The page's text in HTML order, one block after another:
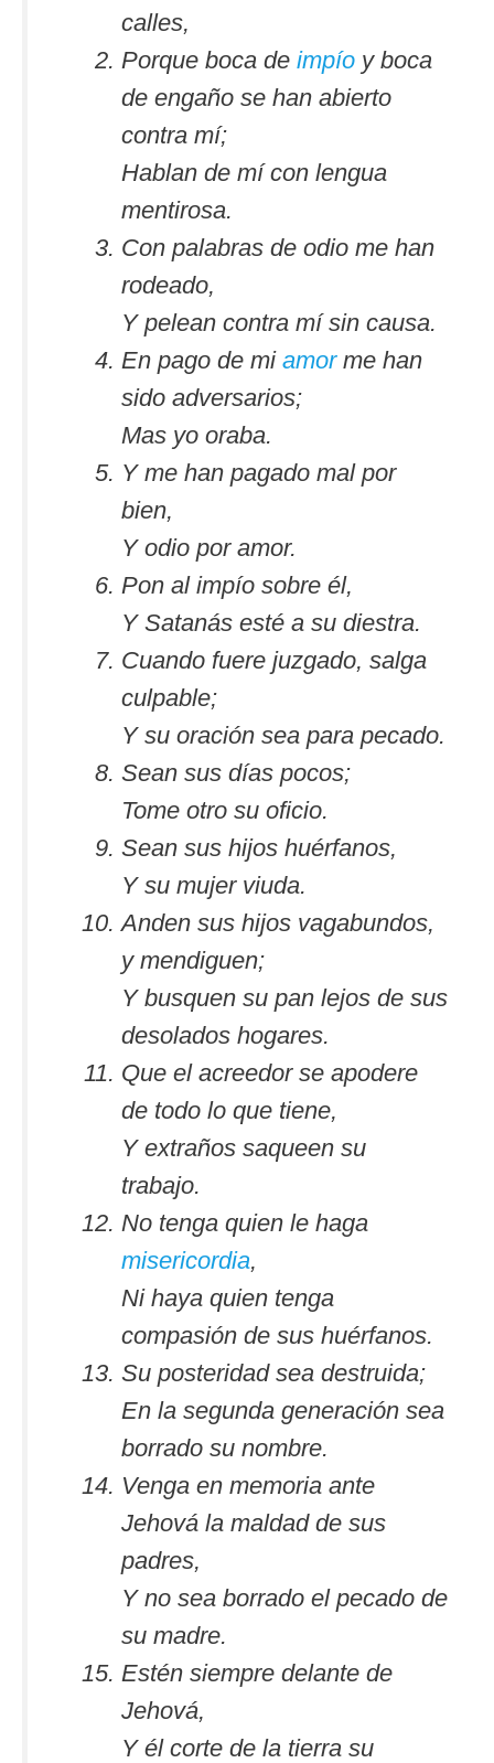
calles,
Porque boca de impíoy boca
de engaño se han abierto
contra mí;
Hablan de mí con lengua
mentirosa.
Con palabras de odio me han
rodeado,
Y pelean contra mí sin causa.
En pago de mi amorme han
sido adversarios;
Mas yo oraba.
Y me han pagado mal por
bien,
Y odio por amor.
Pon al impío sobre él,
Y Satanás esté a su diestra.
Cuando fuere juzgado, salga
culpable;
Y su oración sea para pecado.
Sean sus días pocos;
Tome otro su oficio.
Sean sus hijos huérfanos,
Y su mujer viuda.
Anden sus hijos vagabundos,
y mendiguen;
Y busquen su pan lejos de sus
desolados hogares.
Que el acreedor se apodere
de todo lo que tiene,
Y extraños saqueen su
trabajo.
No tenga quien le haga
misericordia,
Ni haya quien tenga
compasión de sus huérfanos.
Su posteridad sea destruida;
En la segunda generación sea
borrado su nombre.
Venga en memoria ante
Jehová la maldad de sus
padres,
Y no sea borrado el pecado de
su madre.
Estén siempre delante de
Jehová,
Y él corte de la tierra su